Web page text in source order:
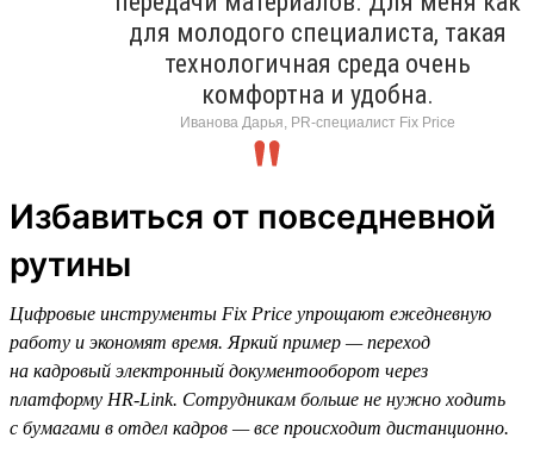
для молодого специалиста, такая
технологичная среда очень
комфортна и удобна.
Иванова Дарья, PR-специалист Fix Price
Избавиться от повседневной
рутины
Цифровые инструменты Fix Price упрощают ежедневную
работу и экономят время. Яркий пример — переход
на кадровый электронный документооборот через
платформу HR-Link. Сотрудникам больше не нужно ходить
с бумагами в отдел кадров — все происходит дистанционно.